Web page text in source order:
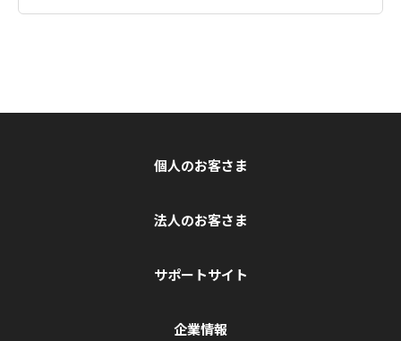
個人のお客さま
法人のお客さま
サポートサイト
企業情報